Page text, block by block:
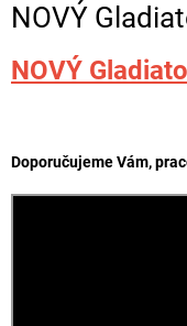
NOVÝ
NOVÝ
Doporučujeme Vám,